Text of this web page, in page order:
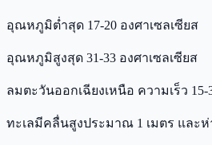
อุณหภูมิต่ำสุด 17-20 องศาเซลเซียส
อุณหภูมิสูงสุด 31-33 องศาเซลเซียส
ลมตะวันออกเฉียงเหนือ ความเร็ว
ทะเลมีคลื่นสูงประมาณ 1 เมตร และห่